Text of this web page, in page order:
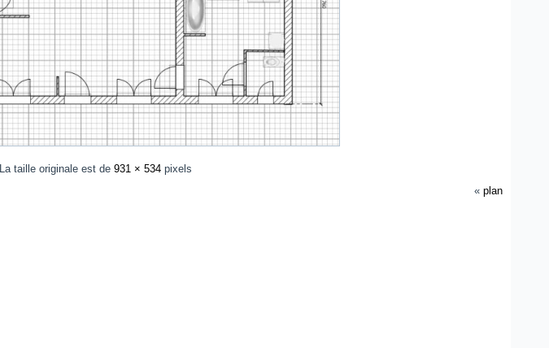
La taille originale est de 931 × 534pixels
« plan